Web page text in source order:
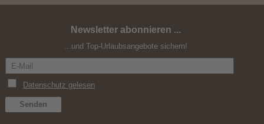
Easy Ride Experience.
Newsletter abonnieren ...
...und Top-Urlaubsangebote sichern!